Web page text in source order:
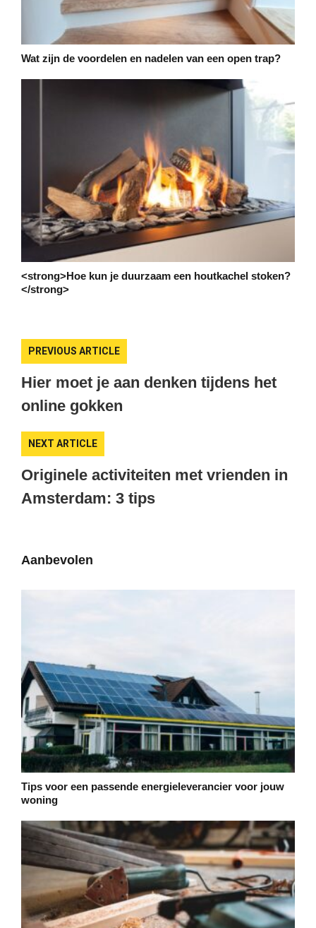
Wat zijn de voordelen en nadelen van een open trap?
<strong>Hoe kun je duurzaam een houtkachel stoken?
</strong>
PREVIOUS ARTICLE
Hier moet je aan denken tijdens het
online gokken
NEXT ARTICLE
Originele activiteiten met vrienden in
Amsterdam: 3 tips
Aanbevolen
Tips voor een passende energieleverancier voor jouw
woning